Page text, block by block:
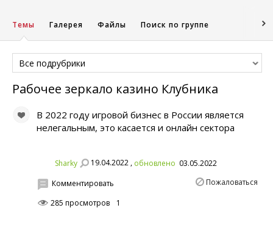
Темы Галерея Файлы Поиск по группе
Все подрубрики
Рабочее зеркало казино Клубника
В 2022 году игровой бизнес в России является
нелегальным, это касается и онлайн сектора
Sharky 19.04.2022 , обновлено 03.05.2022
Пожаловаться
Комментировать
285 просмотров
1